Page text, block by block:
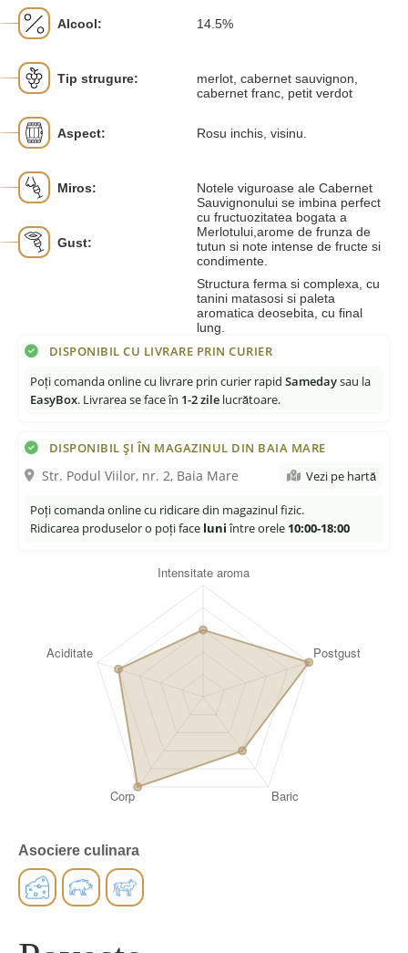
Alcool: 14.5%
Tip strugure:
merlot, cabernet sauvignon,
cabernet franc, petit verdot
Aspect: Rosu inchis, visinu.
Miros:
Notele viguroase ale Cabernet
Sauvignonului se imbina perfect
cu fructuozitatea bogata a
Merlotului,arome de frunza de
tutun si note intense de fructe si
condimente.
Gust:
Structura ferma si complexa, cu
tanini matasosi si paleta
aromatica deosebita, cu final
lung.
DISPONIBIL CU LIVRARE PRIN CURIER
Poți comanda online cu livrare prin curier rapid Samedaysau la
EasyBox. Livrarea se face în 1-2 zile lucrătoare.
DISPONIBIL ȘI ÎN MAGAZINUL DIN BAIA MARE
Str. Podul Viilor, nr. 2, Baia Mare Vezi pe hartă
Poți comanda online cu ridicare din magazinul fizic.
Ridicarea produselor o poți face luniîntre orele 10:00-18:00
Asociere culinara